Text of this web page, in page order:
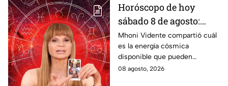
Horóscopo de hoy
sábado 8 de agosto:
estas son las
predicciones de Mhoni
Vidente
Mhoni Vidente compartió cuál
es la energía cósmica
disponible que pueden
aprovechar las personas de los
08 agosto, 2026